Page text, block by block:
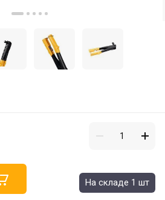
На складе 1 шт